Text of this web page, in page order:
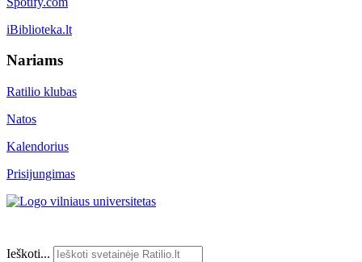
iBiblioteka.lt
Nariams
Ratilio klubas
Natos
Kalendorius
Prisijungimas
Ieškoti...